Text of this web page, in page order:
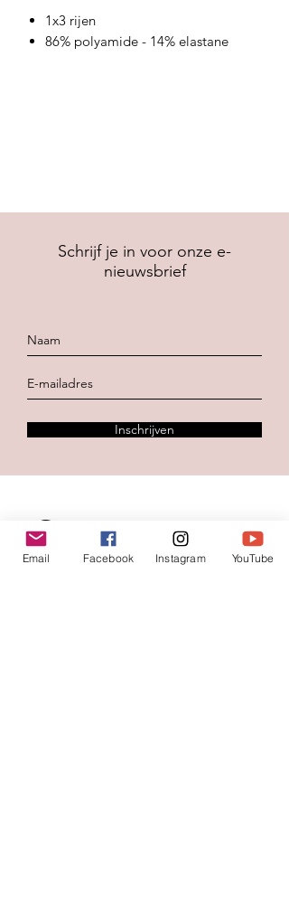
1x3 rijen
86% polyamide - 14% elastane
Schrijf je in voor onze e-
nieuwsbrief
Inschrijven
Contacteer ons
Voornaam *
Email Facebook Instagram YouTube